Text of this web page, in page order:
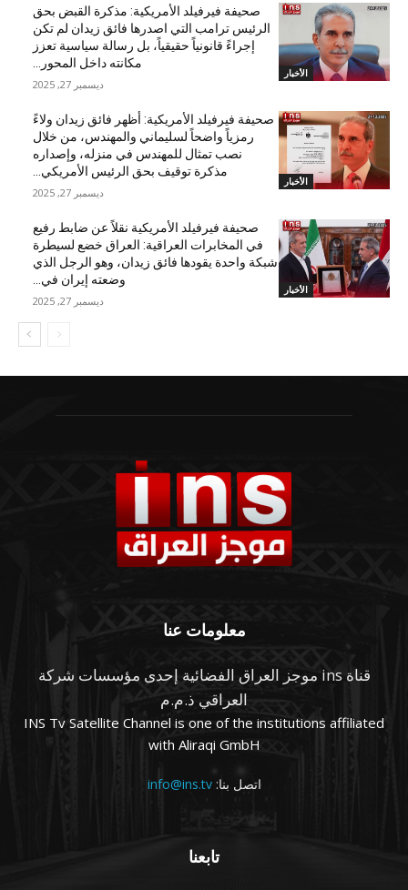
الأخبار
صحيفة فيرفيلد الأمريكية: مذكرة القبض بحق
الرئيس ترامب التي اصدرها فائق زيدان لم تكن
إجراءً قانونياً حقيقياً، بل رسالة سياسية تعزز
مكانته داخل المحور...
ديسمبر 27, 2025
الأخبار
صحيفة فيرفيلد الأمريكية: أظهر فائق زيدان ولاءً
رمزياً واضحاً لسليماني والمهندس، من خلال
نصب تمثال للمهندس في منزله، وإصداره
مذكرة توقيف بحق الرئيس الأمريكي...
ديسمبر 27, 2025
الأخبار
صحيفة فيرفيلد الأمريكية نقلاً عن ضابط رفيع
في المخابرات العراقية: العراق خضع لسيطرة
شبكة واحدة يقودها فائق زيدان، وهو الرجل الذي
وضعته إيران في...
ديسمبر 27, 2025
معلومات عنا
قناة ins موجز العراق الفضائية إحدى مؤسسات شركة
العراقي ذ.م.م
INS Tv Satellite Channel is one of the institutions affiliated
with Aliraqi GmbH
اتصل بنا:info@ins.tv
تابعنا